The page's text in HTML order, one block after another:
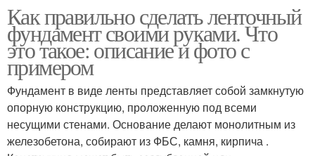
Как правильно сделать ленточный
фундамент своими руками. Что
это такое: описание и фото с
примером
Фундамент в виде ленты представляет собой замкнутую
опорную конструкцию, проложенную под всеми
несущими стенами. Основание делают монолитным из
железобетона, собирают из ФБС, камня, кирпича .